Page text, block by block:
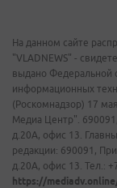
На данном сайте
"VLADNEWS" -
выдано Федеральной
информационных
(Роскомнадзор) 17
Медиа Центр".
д.20А, офис 13.
редакции: 690091,
д.20А, офис 13. Тел.:
https://